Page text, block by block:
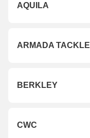
AQUILA
ARMADA TACKLE
BERKLEY
CWC